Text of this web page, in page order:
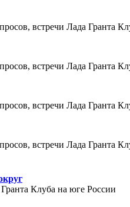
встречи Лада Гранта
встречи Лада Гранта
встречи Лада Гранта
встречи Лада Гранта
Клуба на юге России